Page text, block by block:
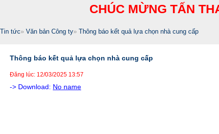
CHÚC MỪNG TẤN
Tin tức» Văn bản Công ty» Thông báo kết quả lựa chọn nhà cung cấp
Thông báo kết quả lựa chọn nhà cung cấp
Đăng lúc: 12/03/2025 13:57
-> Download: No name